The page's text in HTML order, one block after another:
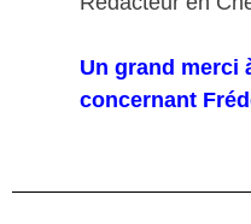
Un grand merci
concernant